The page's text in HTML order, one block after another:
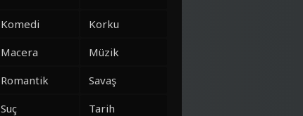
Komedi
Korku
Macera
Müzik
Romantik
Savaş
Suç
Tarih